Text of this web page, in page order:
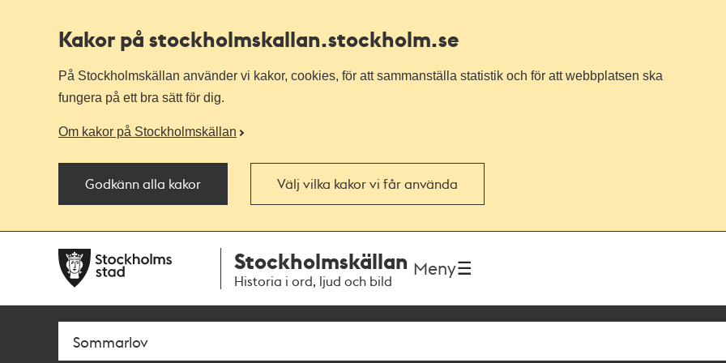
Kakor på stockholmskallan.stockholm.se
På Stockholmskällan använder vi kakor, cookies, för att sammanställa statistik och för att webbplatsen ska
fungera på ett bra sätt för dig.
Om kakor på Stockholmskällan
Godkänn alla kakor Välj vilka kakor vi får använda
navigationen
huvudinnehållet
Stockholmskällan
Historia i ord, ljud och bild
Meny
Sök